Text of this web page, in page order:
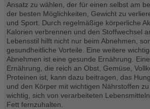
Ansatz zu wählen, der für einen selbst am
der besten Möglichkeiten, Gewicht zu
und Sport. Durch regelmäßige körperliche
Kalorien verbrennen und den Stoffwechsel
Lebensstil hilft nicht nur beim Abnehmen,
gesundheitliche Vorteile. Eine weitere
Abnehmen ist eine gesunde Ernährung.
Ernährung, die reich an Obst, Gemüse,
Proteinen ist, kann dazu beitragen, das
und den Körper mit wichtigen Nährstoffen
wichtig, sich von verarbeiteten
Fett fernzuhalten.